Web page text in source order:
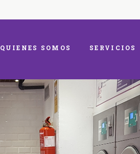
QUIENES SOMOS SERVICIOS